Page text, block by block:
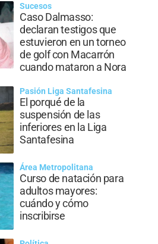
Sucesos
Caso Dalmasso:
declaran testigos que
estuvieron en un torneo
de golf con Macarrón
cuando mataron a Nora
Pasión Liga Santafesina
El porqué de la
suspensión de las
inferiores en la Liga
Santafesina
Área Metropolitana
Curso de natación para
adultos mayores:
cuándo y cómo
inscribirse